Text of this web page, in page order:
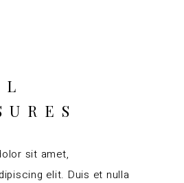
sit amet,
elit. Duis et nulla